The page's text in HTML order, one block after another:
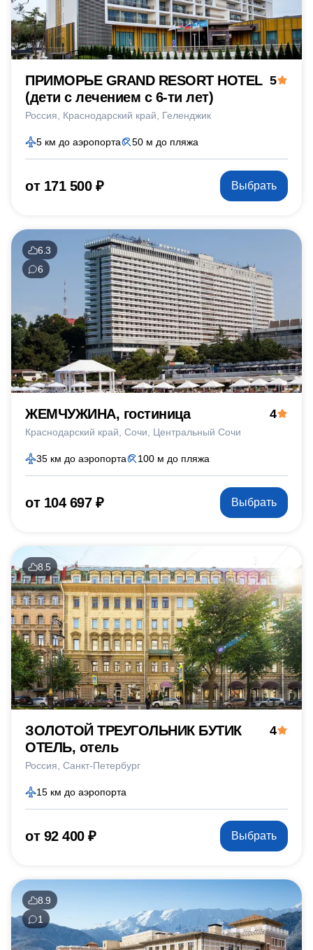
ПРИМОРЬЕ GRAND RESORT HOTEL
(дети с лечением c 6-ти лет)
Россия Краснодарский край Геленджик
5
5 км до аэропорта 50 м до пляжа
от 171 500 ₽ Выбрать
6.3
6
ЖЕМЧУЖИНА, гостиница
Краснодарский край Сочи Центральный Сочи
4
35 км до аэропорта 100 м до пляжа
от 104 697 ₽ Выбрать
8.5
ЗОЛОТОЙ ТРЕУГОЛЬНИК БУТИК
ОТЕЛЬ, отель
Россия Санкт-Петербург
4
15 км до аэропорта
от 92 400 ₽ Выбрать
8.9
1